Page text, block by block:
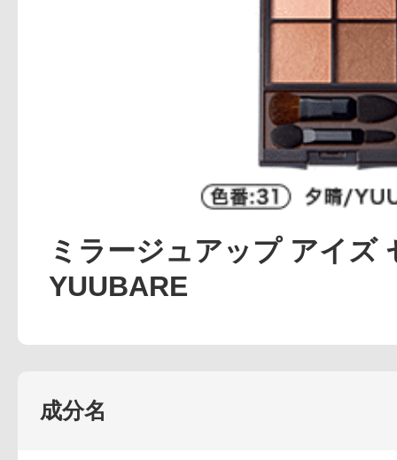
アテニアの「
お友達紹介サ
ミラージュアップ アイズ
YUUBARE
成分名